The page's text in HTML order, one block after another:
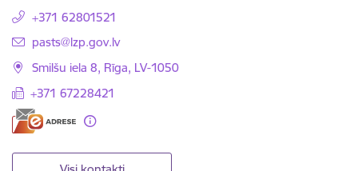
+371 62801521
E-pasts:
pasts@lzp.gov.lv
Smilšu iela 8, Rīga, LV-1050
+371 67228421